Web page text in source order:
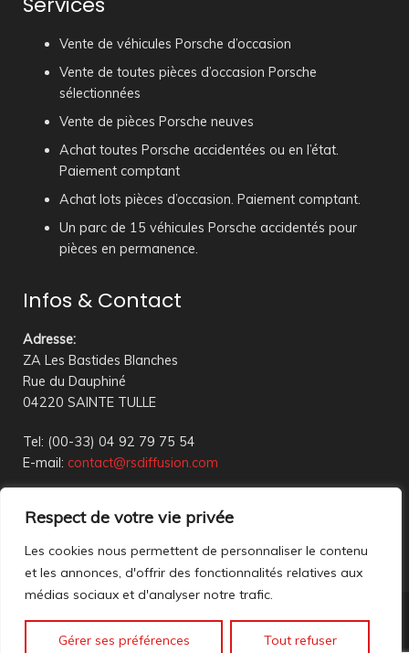
Respect de votre vie privée
Les cookies nous permettent de personnaliser le contenu
et les annonces, d'offrir des fonctionnalités relatives aux
médias sociaux et d'analyser notre trafic.
Gérer ses préférences Tout refuser
Vente de véhicules Porsche d’occasion
Vente de toutes pièces d’occasion Porsche
sélectionnées
Vente de pièces Porsche neuves
Achat toutes Porsche accidentées ou en l’état.
Paiement comptant
Achat lots pièces d’occasion. Paiement comptant.
Un parc de 15 véhicules Porsche accidentés pour
pièces en permanence.
Infos & Contact
Adresse:
ZA Les Bastides Blanches
Rue du Dauphiné
04220 SAINTE TULLE
Tel: (00-33) 04 92 79 75 54
E-mail: contact@rsdiffusion.com
18h00
Réception en magasin sur rendez-vous uniquement
Nous contacter
Mentions légales